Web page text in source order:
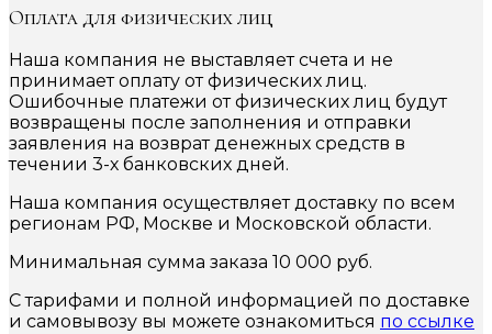
Оплата для физических лиц
Наша компания не выставляет счета и не
принимает оплату от физических лиц.
Ошибочные платежи от физических лиц будут
возвращены после заполнения и отправки
заявления на возврат денежных средств в
течении 3-х банковских дней.
Наша компания осуществляет доставку по всем
регионам РФ, Москве и Московской области.
Минимальная сумма заказа 10 000 руб.
С тарифами и полной информацией по доставке
и самовывозу вы можете ознакомиться по ссылке